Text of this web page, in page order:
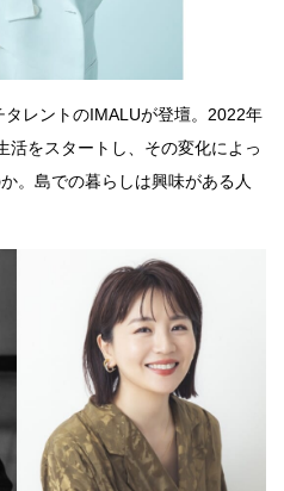
レントのIMALUが登壇。2022年
活をスタートし、その変化によっ
。島での暮らしは興味がある人